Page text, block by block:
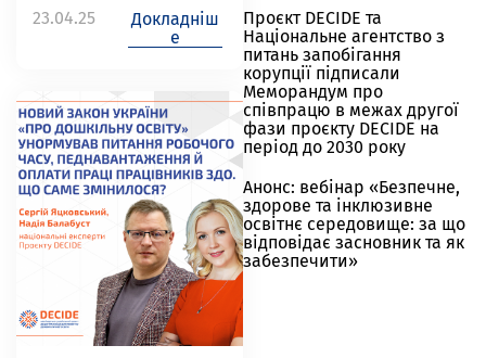
23.04.25
Докладніш
е
Проєкт DECIDE та
Національне агентство з
питань запобігання
корупції підписали
Меморандум про
співпрацю в межах другої
фази проєкту DECIDE на
період до 2030 року
Анонс: вебінар «Безпечне,
здорове та інклюзивне
освітнє середовище: за що
відповідає засновник та як
забезпечити»